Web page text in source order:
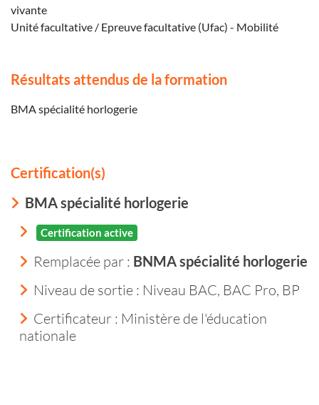
vivante
Unité facultative / Epreuve facultative (Ufac) - Mobilité
Résultats attendus de la formation
BMA spécialité horlogerie
Certification(s)
BMA spécialité horlogerie
Certification active
Remplacée par : BNMA spécialité horlogerie
Niveau de sortie : Niveau BAC, BAC Pro, BP
Certificateur : Ministère de l'éducation
nationale